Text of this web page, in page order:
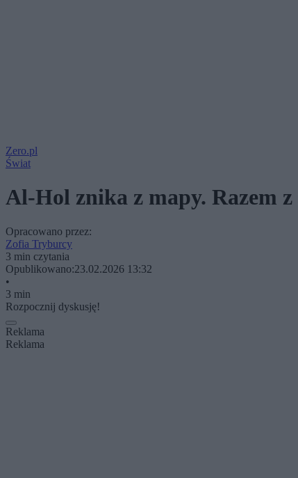
Zero.pl
Świat
Al-Hol znika z mapy. Razem
Opracowano przez:
Zofia Tryburcy
3 min czytania
Opublikowano:23.02.2026 13:32
•
3 min
Rozpocznij dyskusję!
Reklama
Reklama